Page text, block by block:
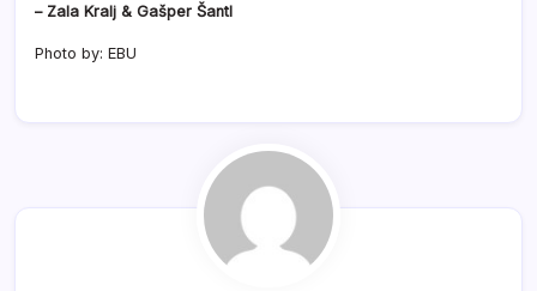
– Zala Kralj & Gašper Šantl
Photo by: EBU